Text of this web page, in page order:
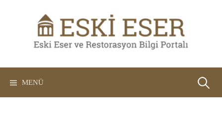
MENÜ Arama: